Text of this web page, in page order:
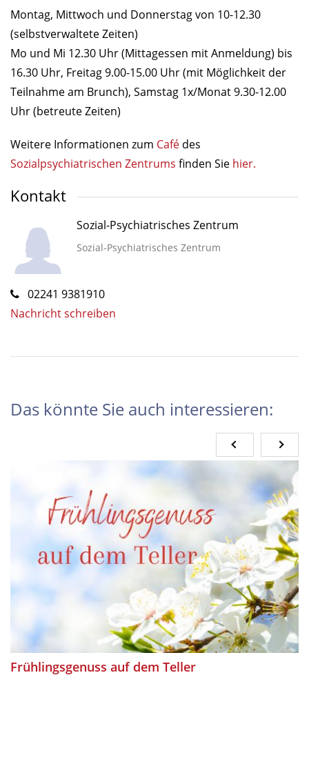
Montag, Mittwoch und Donnerstag von 10-12.30
(selbstverwaltete Zeiten)
Mo und Mi 12.30 Uhr (Mittagessen mit Anmeldung) bis
16.30 Uhr, Freitag 9.00-15.00 Uhr (mit Möglichkeit der
Teilnahme am Brunch), Samstag 1x/Monat 9.30-12.00
Uhr (betreute Zeiten)
Weitere Informationen zum Café des
Sozialpsychiatrischen Zentrums finden Sie hier.
Kontakt
Sozial-Psychiatrisches Zentrum
Sozial-Psychiatrisches Zentrum
02241 9381910
Nachricht schreiben
Das könnte Sie auch interessieren:
Frühlingsgenuss auf dem Teller